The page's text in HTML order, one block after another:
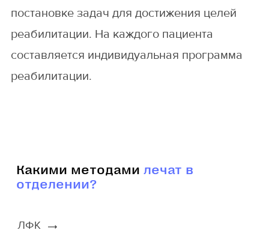
постановке задач для достижения целей
реабилитации. На каждого пациента
составляется индивидуальная программа
реабилитации.
Какими методами лечат в
отделении?
ЛФК